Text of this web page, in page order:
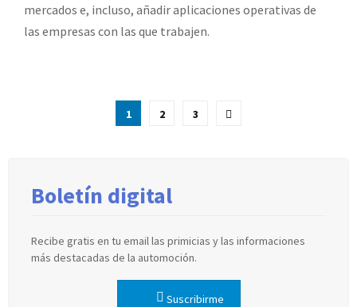
mercados e, incluso, añadir aplicaciones operativas de
las empresas con las que trabajen.
Paginación
1 2 3
Boletín digital
Recibe gratis en tu email las primicias y las informaciones
más destacadas de la automoción.
Suscribirme